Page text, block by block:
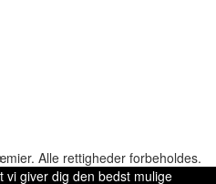
Alle rettigheder forbeholdes.
vi giver dig den bedst mulige